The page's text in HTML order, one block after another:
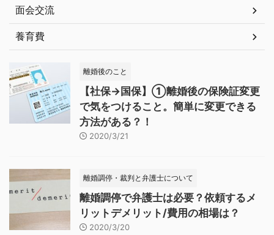
面会交流
養育費
離婚後のこと
【社保→国保】①離婚後の保険証変更
で気をつけること。簡単に変更できる
方法がある？！
2020/3/21
離婚調停・裁判と弁護士について
離婚調停で弁護士は必要？依頼するメ
リットデメリット/費用の相場は？
2020/3/20